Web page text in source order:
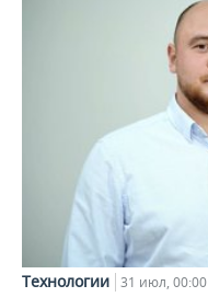
Технологии 31 июл, 00:00